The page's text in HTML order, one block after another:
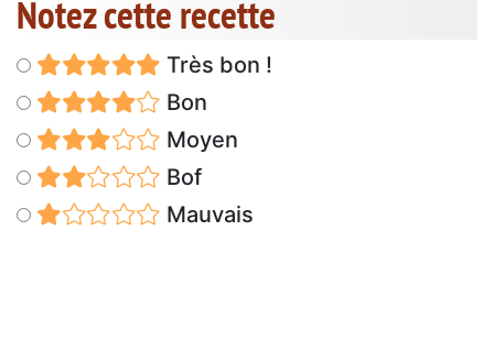
Notez cette recette
Très bon !
Bon
Moyen
Bof
Mauvais